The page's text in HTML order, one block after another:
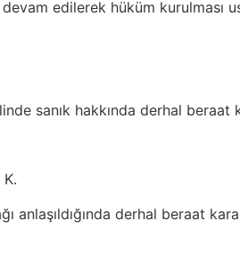
edilerek hüküm kurulması
sanık hakkında derhal beraat
anlaşıldığında derhal beraat